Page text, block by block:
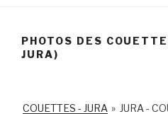
PHOTOS DES
JURA)
COUETTES - JURA » JURA -